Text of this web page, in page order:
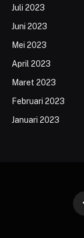
Juli 2023
Juni 2023
Mei 2023
April 2023
Maret 2023
Februari 2023
Januari 2023